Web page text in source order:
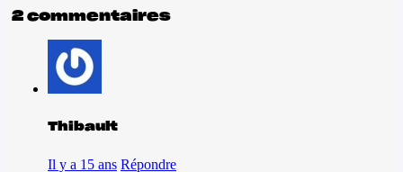
2 commentaires
Thibault
Il y a 15 ans Répondre